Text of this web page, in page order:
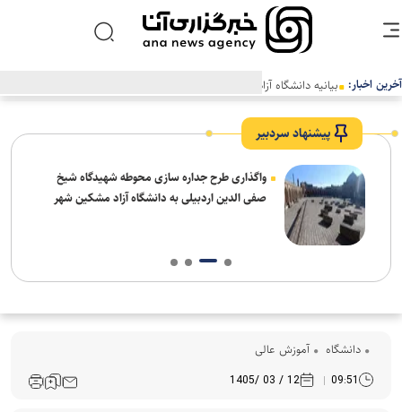
آخرین اخبار: بیانیه دانشگاه آزاد اسلامی در محکومیت اقدام اتحادیه اروپا علیه سپاه
پیشنهاد سردبیر
واگذاری طرح جداره سازی محوطه شهیدگاه شیخ
صفی الدین اردبیلی به دانشگاه آزاد مشکین شهر
دانشگاه آموزش عالی
09:51
12 / 03 /1405